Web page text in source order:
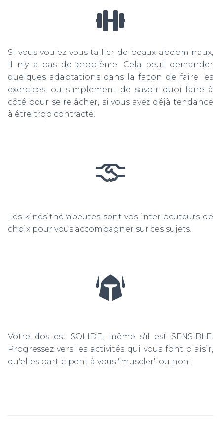
Si vous voulez vous tailler de beaux abdominaux,
il n'y a pas de problème. Cela peut demander
quelques adaptations dans la façon de faire les
exercices, ou simplement de savoir quoi faire à
côté pour se relâcher, si vous avez déjà tendance
à être trop contracté.
Les kinésithérapeutes sont vos interlocuteurs de
choix pour vous accompagner sur ces sujets.
Votre dos est SOLIDE, même s'il est SENSIBLE.
Progressez vers les activités qui vous font plaisir,
qu'elles participent à vous "muscler" ou non !